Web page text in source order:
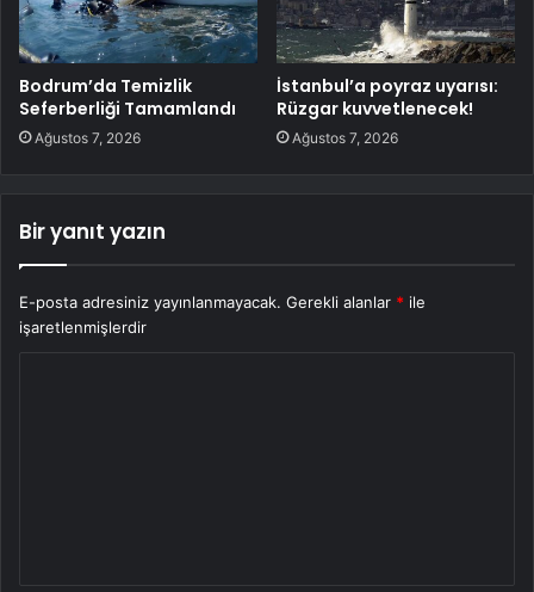
Bodrum’da Temizlik
Seferberliği Tamamlandı
Ağustos 7, 2026
İstanbul’a poyraz uyarısı:
Rüzgar kuvvetlenecek!
Ağustos 7, 2026
Bir yanıt yazın
E-posta adresiniz yayınlanmayacak. Gerekli alanlar * ile
işaretlenmişlerdir